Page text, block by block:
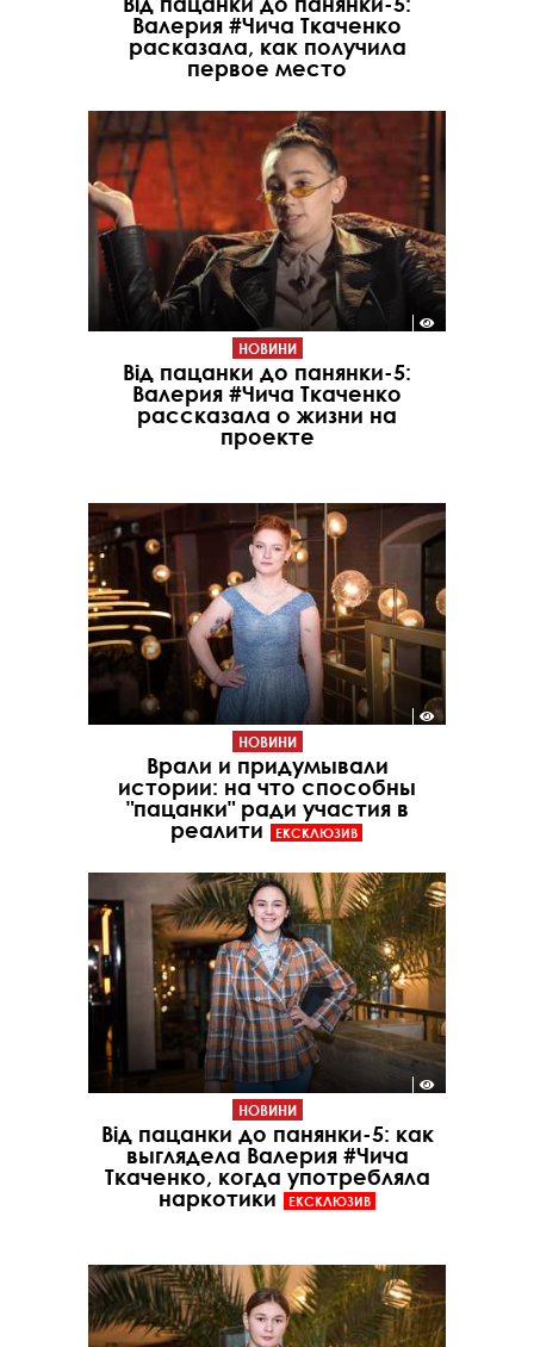
Валерия #Чича Ткаченко
расказала, как получила
первое место
НОВИНИ
Від пацанки до панянки-5:
Валерия #Чича Ткаченко
рассказала о жизни на
проекте
НОВИНИ
Врали и придумывали
истории: на что способны
"пацанки" ради участия в
реалити
ЕКСКЛЮЗИВ
НОВИНИ
Від пацанки до панянки-5: как
выглядела Валерия #Чича
Ткаченко, когда употребляла
наркотики
ЕКСКЛЮЗИВ